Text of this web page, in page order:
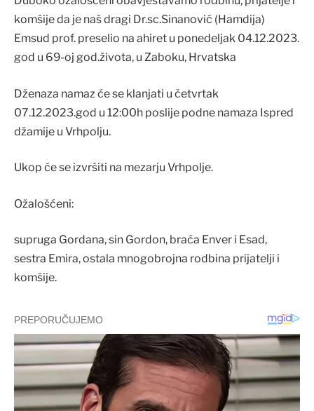
komšije da je naš dragi Dr.sc.Sinanović (Hamdija)
Emsud prof. preselio na ahiret u ponedeljak 04.12.2023.
god u 69-oj god.života, u Zaboku, Hrvatska
Dženaza namaz će se klanjati u četvrtak
07.12.2023.god u 12:00h poslije podne namaza Ispred
džamije u Vrhpolju.
Ukop će se izvršiti na mezarju Vrhpolje.
Ožalošćeni:
supruga Gordana, sin Gordon, braća Enver i Esad,
sestra Emira, ostala mnogobrojna rodbina prijatelji i
komšije.